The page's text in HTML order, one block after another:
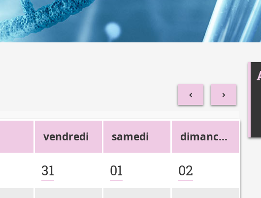
vendredi samedi dimanche
31 01
02